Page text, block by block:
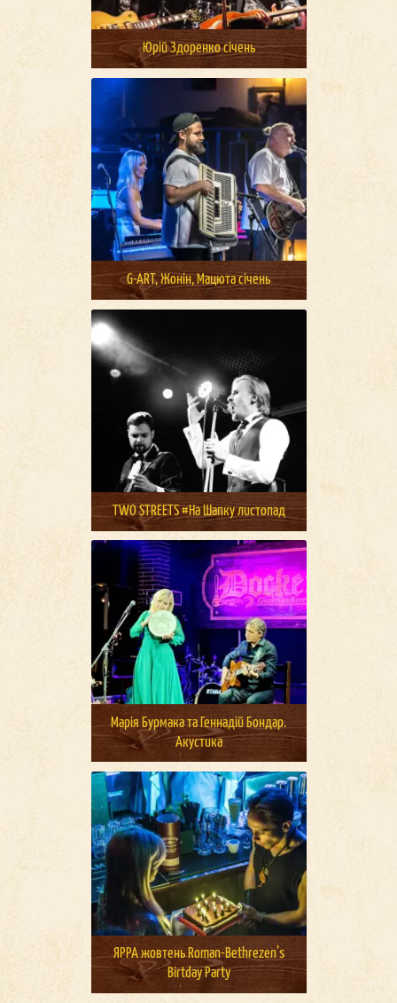
Юрій Здоренко січень
G-ART, Жонін, Мацюта січень
TWO STREETS #На Шапку листопад
Марія Бурмака та Геннадій Бондар.
Акустика
ЯРРА жовтень Roman-Bethrezen’s
Birtday Party